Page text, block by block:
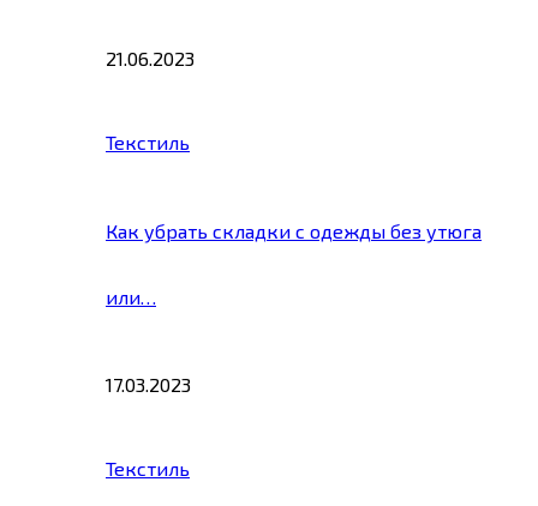
21.06.2023
Текстиль
Как убрать складки с одежды без утюга
или…
17.03.2023
Текстиль